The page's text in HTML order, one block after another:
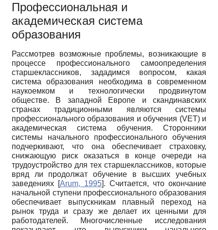
Профессиональная и
академическая система
образования
Рассмотрев возможные проблемы, возникающие в
процессе профессионального самоопределения
старшеклассников, зададимся вопросом, какая
система образования необходима в современном
наукоемком и технологически продвинутом
обществе. В западной Европе и скандинавских
странах традиционными являются системы
профессионального образования и обучения (VET) и
академическая система обучения. Сторонники
системы начального профессионального обучения
подчеркивают, что она обеспечивает страховку,
снижающую риск оказаться в конце очереди на
трудоустройство для тех старшеклассников, которые
вряд ли продолжат обучение в высших учебных
заведениях [Arum, 1995]. Считается, что окончание
начальной ступени профессионального образования
обеспечивает выпускникам плавный переход на
рынок труда и сразу же делает их ценными для
работодателей. Многочисленные исследования